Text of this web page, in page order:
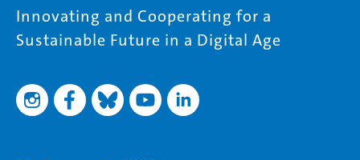
Innovating and Cooperating for a
Sustainable Future in a Digital Age